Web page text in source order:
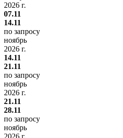
2026 г.
07.11
14.11
по запросу
ноябрь
2026 г.
14.11
21.11
по запросу
ноябрь
2026 г.
21.11
28.11
по запросу
ноябрь
2026 г.